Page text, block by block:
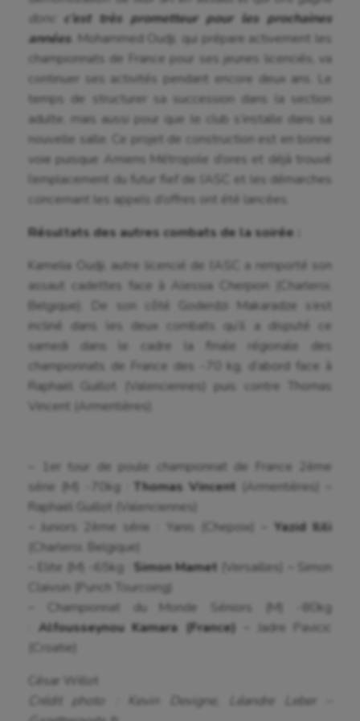
donc c’est très prometteur pour les prochaines
années.
Mohammed Oudji, qui prépare activement les
championnats de France pour ses jeunes licenciés, va
continuer ses activités pendant encore deux ans. Le
temps de structurer sa succession dans la section
adulte, mais aussi pour que le club s’installe dans sa
nouvelle salle. Ce projet de construction est en bonne
voie puisque Amiens Métropole d’ores et déjà trouvé
l’emplacement du futur fief de l’ASC et les démarches
concernant les appels d’offres ont été lancées.
Résultats des autres combats de la soirée :
Kamelia Oudji, autre licencié de l’ASC a remporté son
assaut cadettes face à Alessia Cherpion (Charleroi,
Belgique). De son côté Goderdzi Makaradze s’est
incliné dans les deux combats qu’il a disputé ce
samedi dans le cadre la finale régionale des
championnats de France des -70 kg, d’abord face à
Raphaël Guillot (Valenciennes) puis contre Thomas
Vincent (Armentières).
– 1er tour de poule championnat de France 2ème
série (M) -70kg : Thomas Vincent (Armentières) –
Raphaël Guillot (Valenciennes)
– Juniors 2ème série : Yanis (Chepoix) – Yazid Ilili
(Charleroi, Belgique)
– Elite (M) -65kg : Simon Mamet (Versailles) – Simon
Claivsin (Punch Tourcoing)
– Championnat du Monde Séniors (M) -80kg
Alfousseynou Kamara (France)
– Jadre Pavicic
(Croatie)
César Willot
Crédit photo : Kevin Devigne, Léandre Leber –